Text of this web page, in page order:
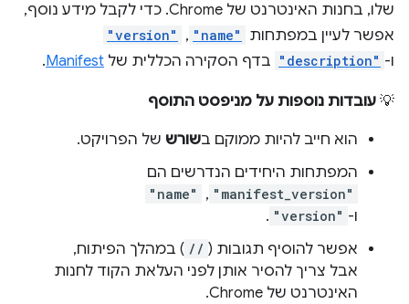
שלו, בחנות האינטרנט של Chrome. כדי לקבל מידע נוסף,
אפשר לעיין במפתחות
"name"
,
"version"
ו- "description" בדף הסקירה הכללית של Manifest
.
💡 עובדות נוספות על מניפסט התוסף
הוא חייב להיות ממוקם בשורש של הפרויקט.
המפתחות היחידים הנדרשים הם
"manifest_version"
,‏
"name"
ו- "version"
.
אפשר להוסיף תגובות ( // ) במהלך הפיתוח,
אבל צריך להסיר אותן לפני העלאת הקוד לחנות
האינטרנט של Chrome.